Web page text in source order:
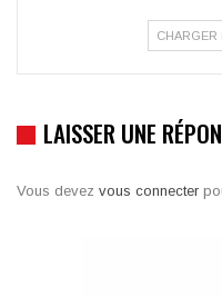
CHARGER
LAISSER UNE
Vous devez vous connecter